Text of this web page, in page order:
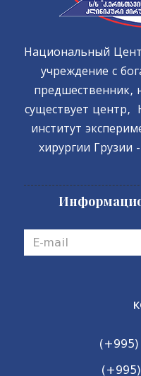
Национальный
учреждение с
предшественник,
существует центр,
институт
хирургии Грузии
(+995)